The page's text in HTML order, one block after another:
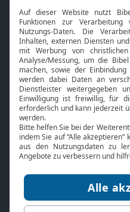
Neuigkeiten
Bibel TV
Über uns
Jobs
Mediadaten